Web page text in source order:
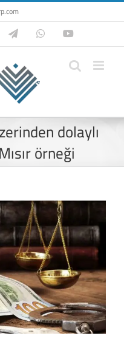
TelegramWhatsApp
dolaylı
örneği